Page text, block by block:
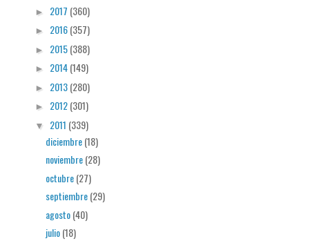
► 2017 (360)
► 2016(357)
► 2015(388)
► 2014(149)
► 2013(280)
► 2012(301)
▼ 2011 (339)
diciembre(18)
noviembre(28)
octubre(27)
septiembre(29)
agosto(40)
julio(18)